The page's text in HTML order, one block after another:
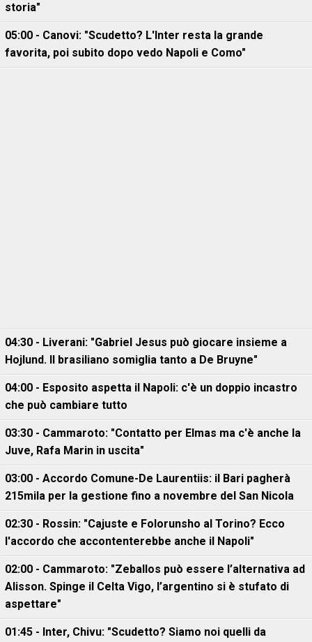
storia"
05:00 - Canovi: "Scudetto? L'Inter resta la grande
favorita, poi subito dopo vedo Napoli e Como"
04:30 - Liverani: "Gabriel Jesus può giocare insieme a
Hojlund. Il brasiliano somiglia tanto a De Bruyne"
04:00 - Esposito aspetta il Napoli: c'è un doppio incastro
che può cambiare tutto
03:30 - Cammaroto: "Contatto per Elmas ma c'è anche la
Juve, Rafa Marin in uscita"
03:00 - Accordo Comune-De Laurentiis: il Bari pagherà
215mila per la gestione fino a novembre del San Nicola
02:30 - Rossin: "Cajuste e Folorunsho al Torino? Ecco
l'accordo che accontenterebbe anche il Napoli"
02:00 - Cammaroto: "Zeballos può essere l’alternativa ad
Alisson. Spinge il Celta Vigo, l’argentino si è stufato di
aspettare"
01:45 - Inter, Chivu: "Scudetto? Siamo noi quelli da